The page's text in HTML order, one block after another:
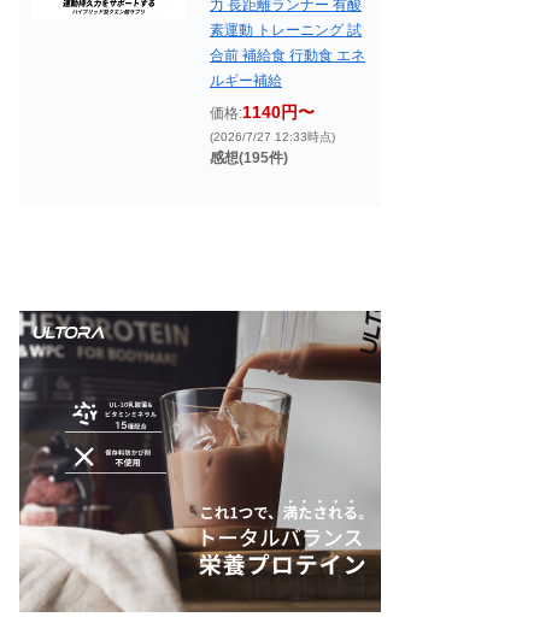
力 長距離ランナー 有酸
素運動 トレーニング 試
合前 補給食 行動食 エネ
ルギー補給
価格:1140円〜
(2026/7/27 12:33時点)
感想(195件)